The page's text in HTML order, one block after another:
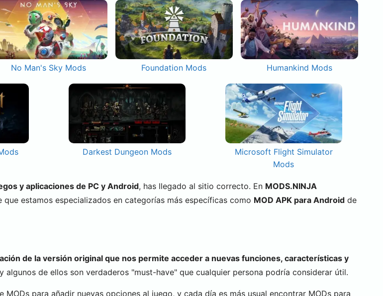
No Man's Sky Mods Foundation Mods Humankind Mods
Darkest Dungeon Mods
Microsoft Flight Simulator
Mods
y aplicaciones de PC y Android, has llegado al sitio correcto. En MODS.NINJA
estamos especializados en categorías más específicas como MOD APK para Android de
de la versión original que nos permite acceder a nuevas funciones, características y
de ellos son verdaderos "must-have" que cualquier persona podría considerar útil.
para añadir nuevas opciones al juego, y cada día es más usual encontrar MODs para